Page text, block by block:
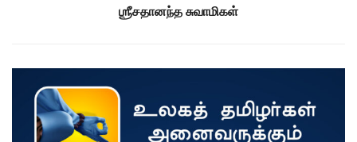
ஶ்ரீசதானந்த சுவாமிகள்